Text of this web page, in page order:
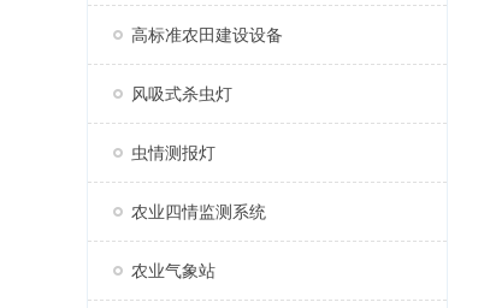
高标准农田建设设备
风吸式杀虫灯
虫情测报灯
农业四情监测系统
农业气象站